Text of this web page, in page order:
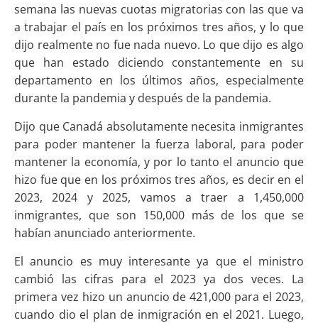
semana las nuevas cuotas migratorias con las que va
a trabajar el país en los próximos tres años, y lo que
dijo realmente no fue nada nuevo. Lo que dijo es algo
que han estado diciendo constantemente en su
departamento en los últimos años, especialmente
durante la pandemia y después de la pandemia.
Dijo que Canadá absolutamente necesita inmigrantes
para poder mantener la fuerza laboral, para poder
mantener la economía, y por lo tanto el anuncio que
hizo fue que en los próximos tres años, es decir en el
2023, 2024 y 2025, vamos a traer a 1,450,000
inmigrantes, que son 150,000 más de los que se
habían anunciado anteriormente.
El anuncio es muy interesante ya que el ministro
cambió las cifras para el 2023 ya dos veces. La
primera vez hizo un anuncio de 421,000 para el 2023,
cuando dio el plan de inmigración en el 2021. Luego,